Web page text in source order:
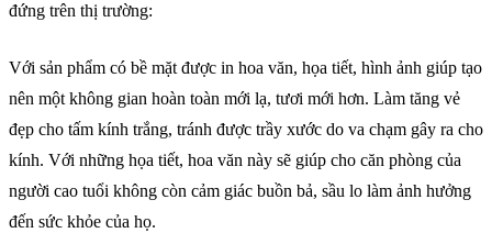
đứng trên thị trường:
Với sản phẩm có bề mặt được in hoa văn, họa tiết, hình ảnh giúp tạo
nên một không gian hoàn toàn mới lạ, tươi mới hơn. Làm tăng vẻ
đẹp cho tấm kính trắng, tránh được trầy xước do va chạm gây ra cho
kính. Với những họa tiết, hoa văn này sẽ giúp cho căn phòng của
người cao tuổi không còn cảm giác buồn bả, sầu lo làm ảnh hưởng
đến sức khỏe của họ.